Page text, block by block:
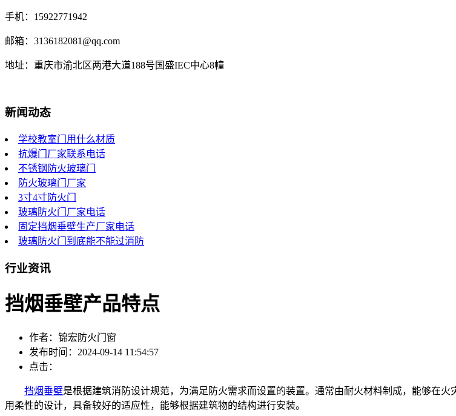
手机：15922771942
邮箱：3136182081@qq.com
地址：重庆市渝北区两港大道188号国盛IEC中心8幢
新闻动态
学校教室门用什么材质
抗爆门厂家联系电话
不锈钢防火玻璃门
防火玻璃门厂家
3寸4寸防火门
玻璃防火门厂家电话
固定挡烟垂壁生产厂家电话
玻璃防火门到底能不能过消防
行业资讯
挡烟垂壁产品特点
作者：锦宏防火门窗
发布时间：2024-09-14 11:54:57
点击：
挡烟垂壁是根据建筑消防设计规范，为满足防火需求而设置的装置。通常由耐火材料制成，能够在
用柔性的设计，具备较好的适应性，能够根据建筑物的结构进行安装。